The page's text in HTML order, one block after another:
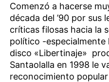
Comenzó a hacerse
década del ’90 por sus
críticas filosas hacia la
político -especialmente
disco «Libertinaje»
Santaolalla en 1998 le
reconocimiento